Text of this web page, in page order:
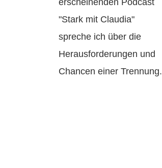
"Stark mit Claudia"
spreche ich über die
Herausforderungen und
Chancen einer Trennung.